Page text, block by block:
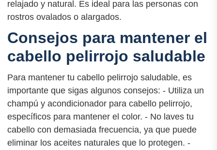
relajado y natural. Es ideal para las personas con
rostros ovalados o alargados.
Consejos para mantener el
cabello pelirrojo saludable
Para mantener tu cabello pelirrojo saludable, es
importante que sigas algunos consejos: - Utiliza un
champú y acondicionador para cabello pelirrojo,
específicos para mantener el color. - No laves tu
cabello con demasiada frecuencia, ya que puede
eliminar los aceites naturales que lo protegen. -